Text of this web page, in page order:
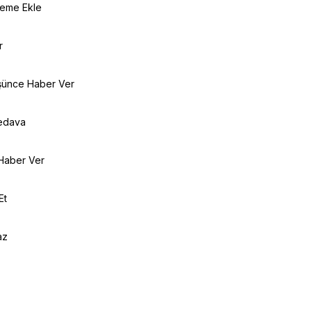
Ekle
Haber Ver
Ver